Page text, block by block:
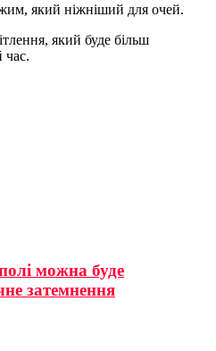
який ніжніший для очей.
який буде більш
час.
можна буде
затемнення